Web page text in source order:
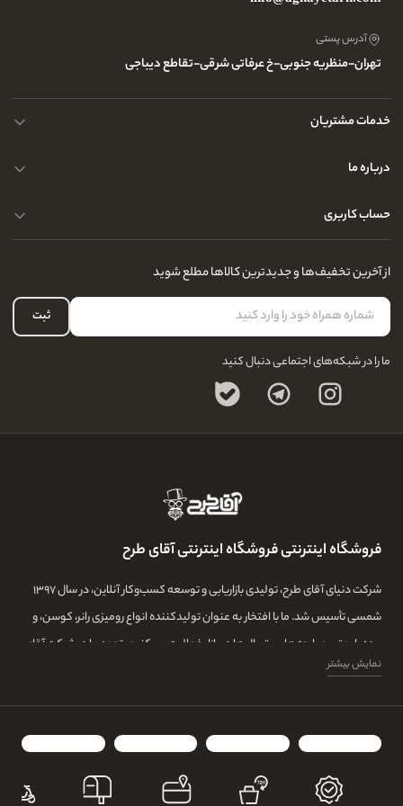
آدرس پستی
تهران-منظریه جنوبی-خ عرفاتی شرقی-تقاطع دیباجی
خدمات مشتریان
محصولات چرم
حریم خصوصی کاربران
درباره ما
تماس با ما
سوالات متداول
درباره ما
پرسش و پاسخ های متداول
مجله و بلاگ
حساب کاربری
لیست علاقه‌مندی
حساب کاربری
از آخرین تخفیف‌ها و جدیدترین کالاها مطلع شوید
ثبت
ما را در شبکه‌های اجتماعی دنبال کنید
فروشگاه اینترنتی فروشگاه اینترنتی آقای طرح
شرکت دنیای آقای طرح، تولیدی بازاریابی و توسعه کسب‌وکار آنلاین، در سال ۱۳۹۷
شمسی تأسیس شد. ما با افتخار به عنوان تولیدکننده انواع رومیزی رانر، کوسن، و
پرده با بهترین پارچه‌ها و متریال‌ها در بازار فعالیت می‌کنیم. تعهد ما در شرکت آقای
طرح، تولید بهترین محصولات با استفاده از تیمی ماهر و با تجربه و بهترین خیاط ها
نمایش بیشتر